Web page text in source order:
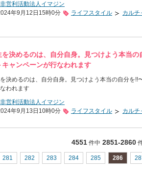
営利活動法人イマジン
年9月12日15時0分
ライフスタイル カルチ
を決めるのは、自分自身。見つけよう本当
キャンペーンが行なわれます
決めるのは、自分自身。見つけよう本当の自分を
われます
営利活動法人イマジン
年9月13日10時0分
ライフスタイル カルチ
4551件中 2851-2860
281 282 283 284 285 286